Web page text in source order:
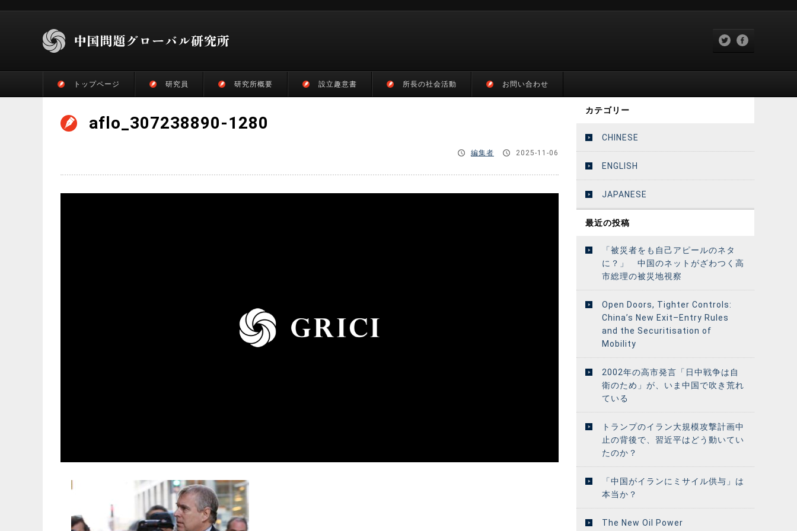
トップページ 研究員 研究所概要 設立趣意書 所長の社会活動 お問い合わせ
aflo_307238890-1280
編集者 2025-11-06
カテゴリー
CHINESE
ENGLISH
JAPANESE
最近の投稿
「被災者をも自己アピールのネタ
に？」 中国のネットがざわつく高
市総理の被災地視察
Open Doors, Tighter Controls:
China’s New Exit–Entry Rules
and the Securitisation of
Mobility
2002年の高市発言「日中戦争は自
衛のため」が、いま中国で吹き荒れ
ている
トランプのイラン大規模攻撃計画中
止の背後で、習近平はどう動いてい
たのか？
「中国がイランにミサイル供与」は
本当か？
The New Oil Power